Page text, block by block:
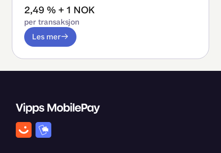
2,49 % + 1 NOK
per transaksjon
Les mer